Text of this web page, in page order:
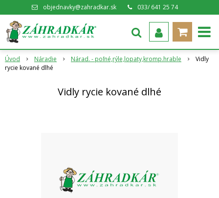
objednavky@zahradkar.sk 033/ 641 25 74
Úvod Náradie Nárad. - poľné,rýle,lopaty,kromp.hrable
Vidly
rycie kované dlhé
Vidly rycie kované dlhé